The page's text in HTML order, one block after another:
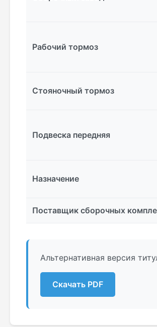
Рабочий тормоз
Стояночный тормоз
Подвеска передняя
Назначение
Поставщик сборочных
Альтернативная версия
Скачать PDF